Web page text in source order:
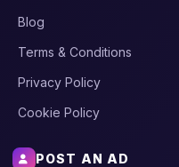
Blog
Terms & Conditions
Privacy Policy
Cookie Policy
POST AN AD